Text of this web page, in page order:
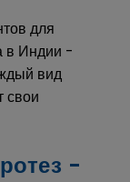
для
в Индии -
вид
свои
-